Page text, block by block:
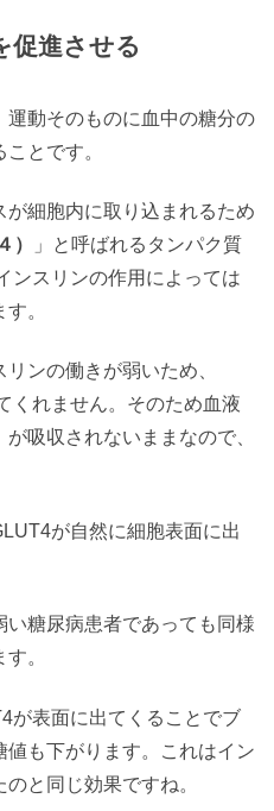
促進させる
運動そのものに血中の糖分の
とです。
細胞内に取り込まれるため
）
」と呼ばれるタンパク質
ンスリンの作用によっては
。
ンの働きが弱いため、
くれません。そのため血液
吸収されないままなので、
が自然に細胞表面に出
糖尿病患者であっても同様
。
が表面に出てくることでブ
値も下がります。これはイン
と同じ効果ですね。